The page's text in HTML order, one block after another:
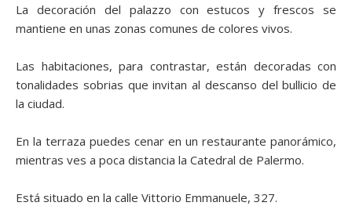
La decoración del palazzo con estucos y frescos se
mantiene en unas zonas comunes de colores vivos.
Las habitaciones, para contrastar, están decoradas con
tonalidades sobrias que invitan al descanso del bullicio de
la ciudad.
En la terraza puedes cenar en un restaurante panorámico,
mientras ves a poca distancia la Catedral de Palermo.
Está situado en la calle Vittorio Emmanuele, 327.